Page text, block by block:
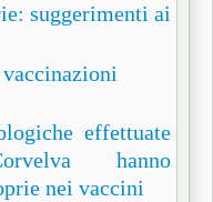
suggerimenti ai
effettuate
hanno
nei vaccini